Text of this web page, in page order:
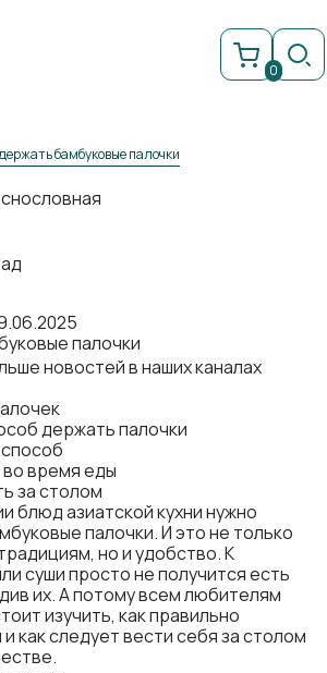
0
бамбуковые палочки
палочки
новостей в наших каналах
держать палочки
время еды
за столом
блюд азиатской кухни нужно
палочки. И это не только
но и удобство. К
суши просто не получится есть
их. А потому всем любителям
изучить, как правильно
как следует вести себя за столом